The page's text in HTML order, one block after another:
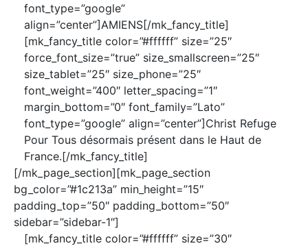
font_type=”google”
align=”center”]AMIENS[/mk_fancy_title]
[mk_fancy_title color=”#ffffff” size=”25″
force_font_size=”true” size_smallscreen=”25″
size_tablet=”25″ size_phone=”25″
font_weight=”400″ letter_spacing=”1″
margin_bottom=”0″ font_family=”Lato”
font_type=”google” align=”center”]Christ Refuge
Pour Tous désormais présent dans le Haut de
France.[/mk_fancy_title]
[/mk_page_section][mk_page_section
bg_color=”#1c213a” min_height=”15″
padding_top=”50″ padding_bottom=”50″
sidebar=”sidebar-1″]
[mk_fancy_title color=”#ffffff” size=”30″